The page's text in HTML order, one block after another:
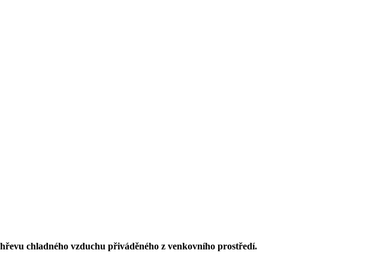
chladného vzduchu přiváděného z venkovního prostředí.